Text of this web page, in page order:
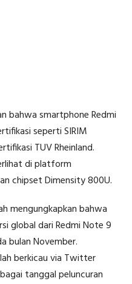
bahwa smartphone Redmi
seperti SIRIM
TUV Rheinland.
di platform
chipset Dimensity 800U.
mengungkapkan bahwa
global dari Redmi Note 9
bulan November.
berkicau via Twitter
tanggal peluncuran